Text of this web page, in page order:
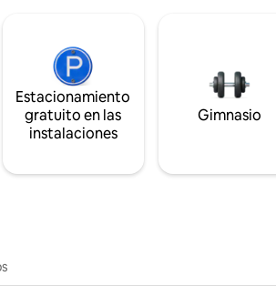
Estacionamiento
gratuito en las
instalaciones
Gimnasio